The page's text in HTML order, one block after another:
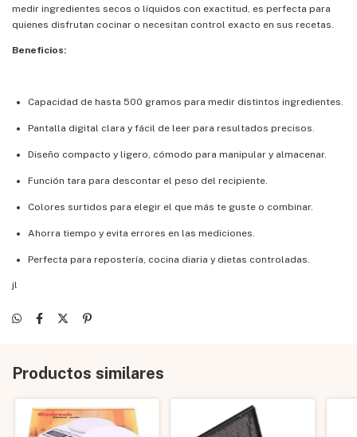
medir ingredientes secos o líquidos con exactitud, es perfecta para
quienes disfrutan cocinar o necesitan control exacto en sus recetas.
Beneficios:
Capacidad de hasta 500 gramos para medir distintos ingredientes.
Pantalla digital clara y fácil de leer para resultados precisos.
Diseño compacto y ligero, cómodo para manipular y almacenar.
Función tara para descontar el peso del recipiente.
Colores surtidos para elegir el que más te guste o combinar.
Ahorra tiempo y evita errores en las mediciones.
Perfecta para repostería, cocina diaria y dietas controladas.
jl
Productos similares